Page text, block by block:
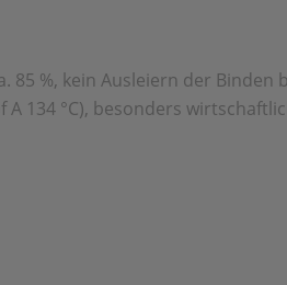
%, kein Ausleiern der
134 °C), besonders